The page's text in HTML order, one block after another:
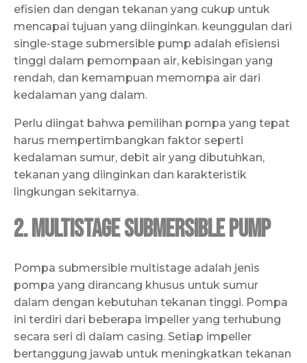
efisien dan dengan tekanan yang cukup untuk
mencapai tujuan yang diinginkan. keunggulan dari
single-stage submersible pump adalah efisiensi
tinggi dalam pemompaan air, kebisingan yang
rendah, dan kemampuan memompa air dari
kedalaman yang dalam.
Perlu diingat bahwa pemilihan pompa yang tepat
harus mempertimbangkan faktor seperti
kedalaman sumur, debit air yang dibutuhkan,
tekanan yang diinginkan dan karakteristik
lingkungan sekitarnya.
2. Multistage Submersible Pump
Pompa submersible multistage adalah jenis
pompa yang dirancang khusus untuk sumur
dalam dengan kebutuhan tekanan tinggi. Pompa
ini terdiri dari beberapa impeller yang terhubung
secara seri di dalam casing. Setiap impeller
bertanggung jawab untuk meningkatkan tekanan